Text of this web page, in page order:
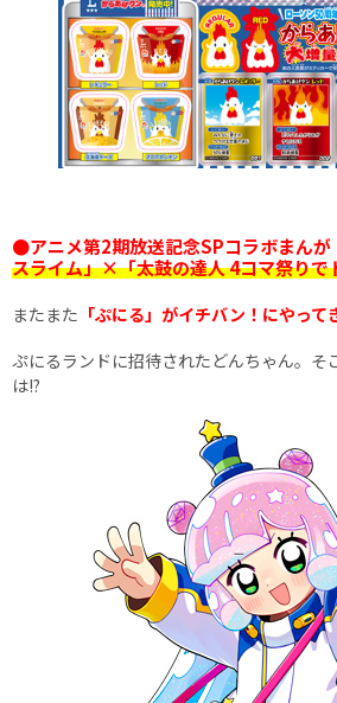
●アニメ第2期放送記念SPコラボまんが
スライム」×「太鼓の達人 4コマ祭りで
またまた 「ぷにる」がイチバン！にやって
ぷにるランドに招待されたどんちゃん。そ
は!?